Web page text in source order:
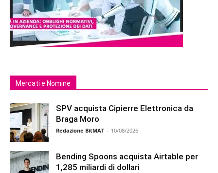
Mercati e Nomine
SPV acquista Cipierre Elettronica da
Braga Moro
Redazione BitMAT - 10/08/2026
Bending Spoons acquista Airtable per
1,285 miliardi di dollari